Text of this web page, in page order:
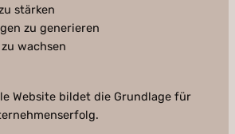
stärken
zu generieren
wachsen
Website bildet die Grundlage für